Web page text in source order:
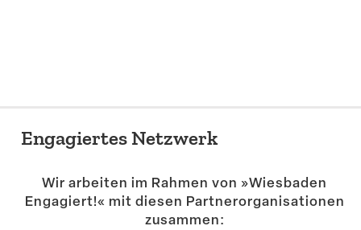
Engagiertes Netzwerk
Wir arbeiten im Rahmen von »Wiesbaden
Engagiert!« mit diesen Partner­or­ga­ni­sa­tionen
zusammen: